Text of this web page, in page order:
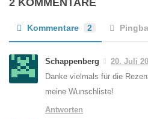
2 KOMMENTARE
Kommentare 2
Schappenberg
20. Juli
Danke vielmals für die
meine Wunschliste!
Antworten